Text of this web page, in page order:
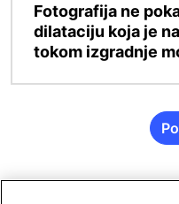
Fotografija ne
dilataciju koja je
tokom izgradnje